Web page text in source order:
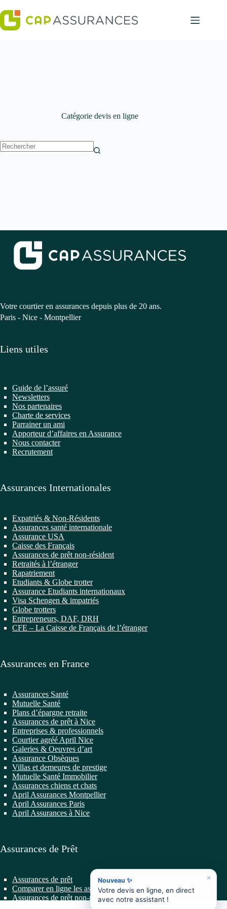
au
contenu
Catégorie devis en ligne
Votre courtier en assurances depuis plus de 20 ans.
Paris - Nice - Montpellier
Liens utiles
Guide de l’assuré
Newsletters
Nos partenaires
Charte de services
Parrainer un ami
Apporteur d’affaires en Assurance
Nous contacter
Recrutement
Assurances Internationales
Expatriés & Non-Résidents
Assurances santé internationale
Assurance USA
Caisse des Français
Assurances de prêt non-résident
Retraités à l’étranger
Rapatriement
Etudiants & Globe trotter
Assurance Etudiants internationaux
Visa Schengen & impatriés
Globe trotters
Entrepreneurs, DAF, DRH
CFE – La Caisse de Français de l’étranger
Assurances en France
Assurances Santé
Mutuelle Santé
Plans d’épargne retraite
Assurances de prêt à Nice
Entreprises & professionnels
Courtier agréé April Nice
Galeries & Oeuvres d’art
Assurance Obsèques
Villas et demeures de prestige
Mutuelle Santé Immobilier
Assurances chiens et chats
April Assurances Montpellier
April Assurances Paris
April Assurances à Nice
Assurances de Prêt
Assurances de prêt
Comparer en ligne les assurances de prêt
Assurances de prêt non-résidents
Changer d’Assurance de Prêt
×
Nouveau ✨
Votre devis en ligne, en direct
avec notre assistant !